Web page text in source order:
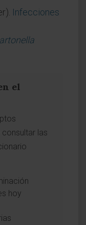
Infecciones
el
consultar las
hoy